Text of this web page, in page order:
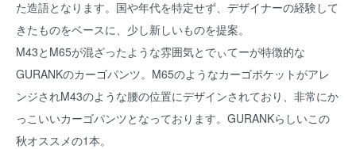
た造語となります。国や年代を特定せず、デザイナーの経験して
きたものをベースに、少し新しいものを提案。
M43とM65が混ざったような雰囲気とでぃてーが特徴的な
GURANKのカーゴパンツ。M65のようなカーゴポケットがアレ
ンジされM43のような腰の位置にデザインされており、非常にか
っこいいカーゴパンツとなっております。GURANKらしいこの
秋オススメの1本。